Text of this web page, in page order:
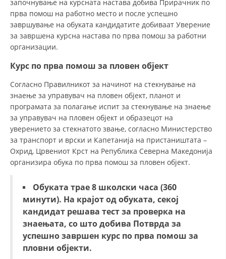
започнување на курсната настава добива Прирачник по
прва помош на работно место и после успешно
завршување на обуката кандидатите добиваат Уверение
за завршена курсна настава по прва помош за работни
организации.
Курс по прва помош за пловен објект
Согласно Правилникот за начинот на стекнување на
знаење за управувач на пловен објект, планот и
програмата за полагање испит за стекнување на знаење
за управувач на пловен објект и образецот на
уверението за стекнатото звање, согласно Министерство
за транспорт и врски и Капетанија на пристаништата –
Охрид, Црвениот Крст на Република Северна Македонија
организира обука по прва помош за пловен објект.
Обуката трае 8 школски часа (360
минути). На крајот од обуката, секој
кандидат решава тест за проверка на
знаењата, со што добива Потврда за
успешно завршен курс по прва помош за
пловни објекти.